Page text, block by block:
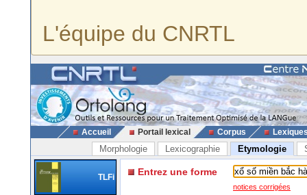
L'équipe du CNRTL
Accueil Portail lexical Corpus
Morphologie Lexicographie Etymologie
TLFi Entrez une forme
notices corrigées